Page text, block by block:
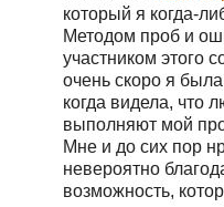
который я когда-
Методом проб и
участником этого
очень скоро я
когда видела, что
выполняют мой
Мне и до сих пор
невероятно
возможность,